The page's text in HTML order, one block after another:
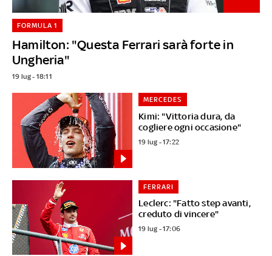
Hamilton: "Questa Ferrari sarà forte in
Ungheria"
FORMULA 1
19 lug - 18:11
Kimi: "Vittoria dura, da
cogliere ogni occasione"
MERCEDES
19 lug - 17:22
Leclerc: "Fatto step avanti,
creduto di vincere"
FERRARI
19 lug - 17:06